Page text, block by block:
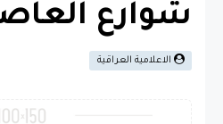
شوارع
الاعلامية العراقية